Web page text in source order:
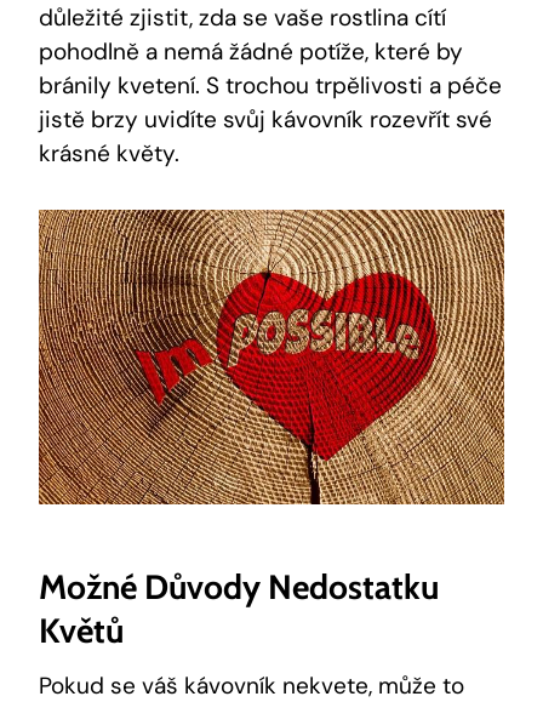
důležité zjistit, zda se vaše rostlina cítí
pohodlně a nemá žádné potíže, které by
bránily kvetení. S trochou trpělivosti a péče
jistě brzy uvidíte svůj kávovník rozevřít své
krásné květy.
Možné Důvody Nedostatku
Květů
Pokud se váš kávovník nekvete, může to